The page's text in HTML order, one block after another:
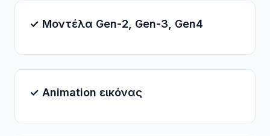
✓ Μοντέλα Gen-2, Gen-3, Gen4
✓ Animation εικόνας